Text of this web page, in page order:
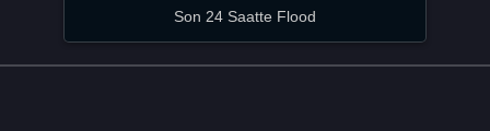
Son 24 Saatte Flood